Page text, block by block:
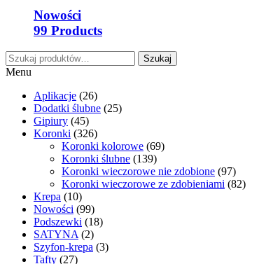
Nowości
99 Products
Szukaj: Szukaj
Menu
Aplikacje (26)
Dodatki ślubne (25)
Gipiury (45)
Koronki (326)
Koronki kolorowe (69)
Koronki ślubne (139)
Koronki wieczorowe nie zdobione (97)
Koronki wieczorowe ze zdobieniami (82)
Krepa (10)
Nowości (99)
Podszewki (18)
SATYNA (2)
Szyfon-krepa (3)
Tafty (27)